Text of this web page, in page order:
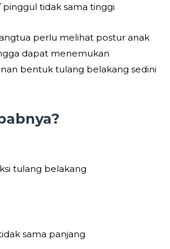
tidak sama tinggi
perlu melihat postur anak
dapat menemukan
bentuk tulang belakang sedini
tulang belakang
sama panjang